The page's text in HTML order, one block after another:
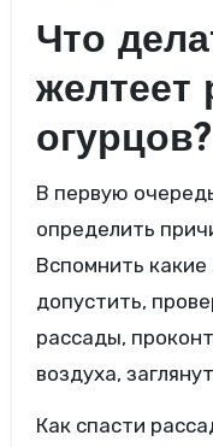
Что
желтеет
огурцов?
В первую
определить
Вспомнить
допустить,
рассады,
воздуха,
Как спасти